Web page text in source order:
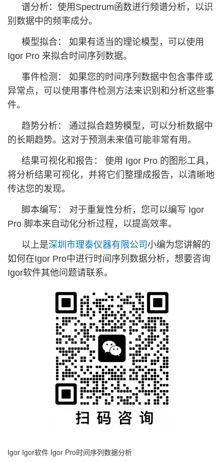
谱分析：使用Spectrum函数进行频谱分析，以识
别数据中的频率成分。
模型拟合： 如果有适当的理论模型，可以使用
Igor Pro 来拟合时间序列数据。
事件检测： 如果您的时间序列数据中包含事件或
异常点，可以使用事件检测方法来识别和分析这些事
件。
趋势分析： 通过拟合趋势模型，可以分析数据中
的长期趋势。这对于预测未来值可能非常有用。
结果可视化和报告： 使用 Igor Pro 的图形工具，
将分析结果可视化，并将它们整理成报告，以清晰地
传达您的发现。
脚本编写： 对于重复性分析，您可以编写 Igor
Pro 脚本来自动化分析过程，以提高效率。
以上是深圳市理泰仪器有限公司 小编为您讲解的
如何在Igor Pro中进行时间序列数据分析，想要咨询
Igor软件其他问题请联系。
Igor Igor软件 Igor Pro时间序列数据分析